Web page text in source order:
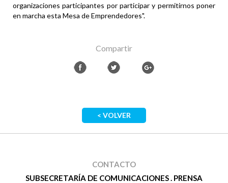
organizaciones participantes por participar y permitirnos poner
en marcha esta Mesa de Emprendedores".
Compartir
< VOLVER
CONTACTO
SUBSECRETARÍA DE COMUNICACIONES . PRENSA